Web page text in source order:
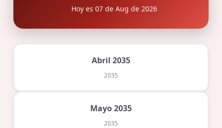
Hoy es 07 de Aug de 2026
Abril 2035
2035
Mayo 2035
2035